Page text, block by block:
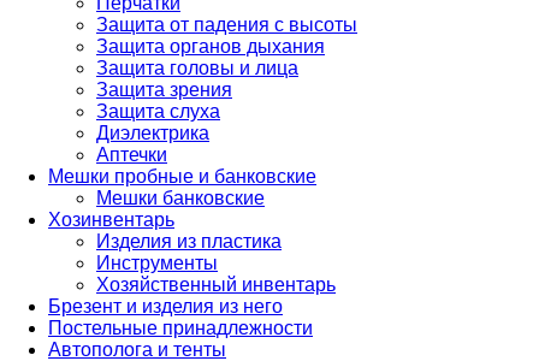
Защита от падения с высоты
Защита органов дыхания
Защита головы и лица
Защита зрения
Защита слуха
Диэлектрика
Аптечки
Мешки пробные и банковские
Мешки банковские
Хозинвентарь
Изделия из пластика
Инструменты
Хозяйственный инвентарь
Брезент и изделия из него
Постельные принадлежности
Автополога и тенты